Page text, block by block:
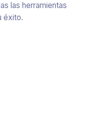
las herramientas
éxito.